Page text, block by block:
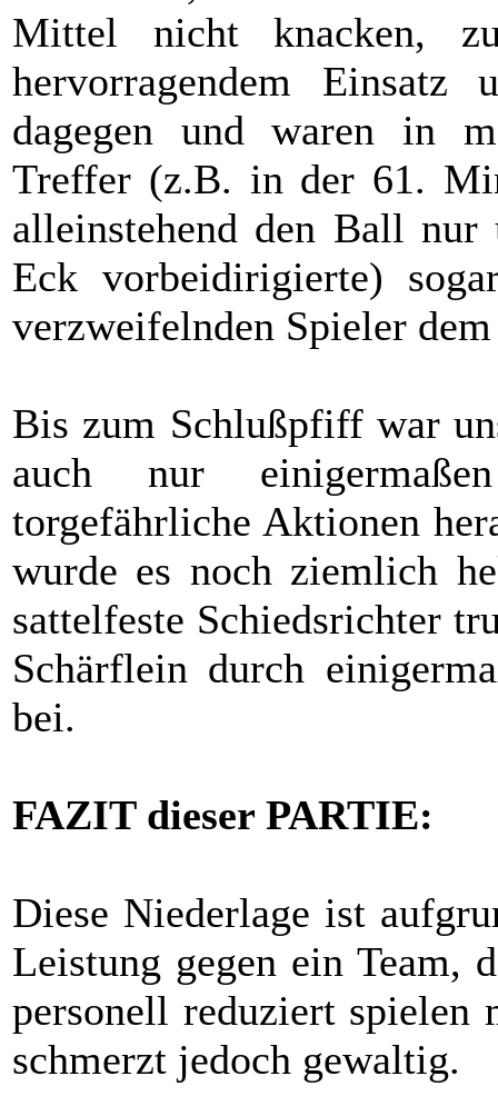
Mittel nicht knacken,
hervorragendem Einsatz
dagegen und waren in
Treffer (z.B. in der 61.
alleinstehend den Ball
Eck vorbeidirigierte)
verzweifelnden Spieler
Bis zum Schlußpfiff war
auch nur
torgefährliche Aktionen
wurde es noch ziemlich
sattelfeste Schiedsrichter
Schärflein durch
bei.
FAZIT dieser PARTIE:
Diese Niederlage ist
Leistung gegen ein Team,
personell reduziert spielen
schmerzt jedoch gewaltig.